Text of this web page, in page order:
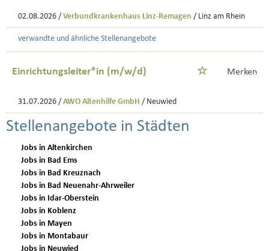
02.08.2026 / Verbundkrankenhaus Linz-Remagen / Linz am Rhein
verwandte und ähnliche Stellenangebote
Einrichtungsleiter*in (m/w/d) Merken
31.07.2026 / AWO Altenhilfe GmbH / Neuwied
Stellenangebote in Städten
Jobs in Altenkirchen
Jobs in Bad Ems
Jobs in Bad Kreuznach
Jobs in Bad Neuenahr-Ahrweiler
Jobs in Idar-Oberstein
Jobs in Koblenz
Jobs in Mayen
Jobs in Montabaur
Jobs in Neuwied